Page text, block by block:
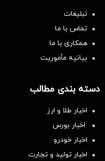
تبلیغات
تماس با ما
همکاری با ما
بیانیه مأموریت
دسته بندی مطالب
اخبار طلا و ارز
اخبار بورس
اخبار خودرو
اخبار تولید و تجارت